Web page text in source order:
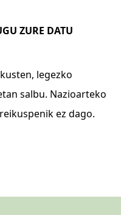
ZURE DATU
legezko
salbu. Nazioarteko
ez dago.